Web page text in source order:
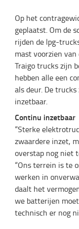
Op het
geplaatst. Om de
rijden de lpg-
mast voorzien
Traigo trucks zijn
hebben alle een
als deur. De
inzetbaar.
Continu inzetbaar
“Sterke
zwaardere inzet,
overstap nog niet
“Ons terrein is te
werken in
daalt het
we batterijen
technisch er nog